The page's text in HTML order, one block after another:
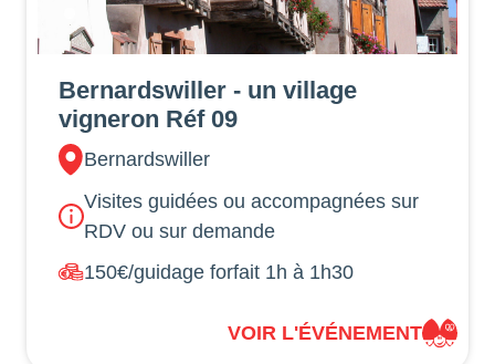
Bernardswiller - un village
vigneron Réf 09
Bernardswiller
Visites guidées ou accompagnées sur
RDV ou sur demande
150€/guidage forfait 1h à 1h30
VOIR L'ÉVÉNEMENT